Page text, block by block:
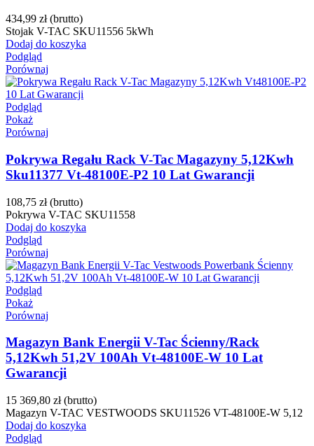
434,99 zł (brutto)
Stojak V-TAC SKU11556 5kWh
Dodaj do koszyka
Podgląd
Porównaj
Podgląd
Pokaż
Porównaj
Pokrywa Regału Rack V-Tac Magazyny 5,12Kwh
Sku11377 Vt-48100E-P2 10 Lat Gwarancji
108,75 zł (brutto)
Pokrywa V-TAC SKU11558
Dodaj do koszyka
Podgląd
Porównaj
Podgląd
Pokaż
Porównaj
Magazyn Bank Energii V-Tac Ścienny/Rack
5,12Kwh 51,2V 100Ah Vt-48100E-W 10 Lat
Gwarancji
15 369,80 zł (brutto)
Magazyn V-TAC VESTWOODS SKU11526 VT-48100E-W 5,12
Dodaj do koszyka
Podgląd